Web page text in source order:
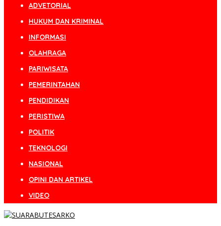
ADVETORIAL
HUKUM DAN KRIMINAL
INFORMASI
OLAHRAGA
PARIWISATA
PEMERINTAHAN
PENDIDIKAN
PERISTIWA
POLITIK
TEKNOLOGI
NASIONAL
OPINI DAN ARTIKEL
VIDEO